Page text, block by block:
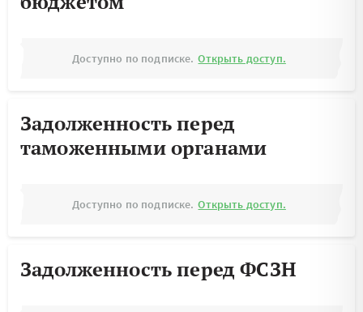
Доступно по подписке. Открыть доступ.
Задолженность перед
таможенными органами
Доступно по подписке. Открыть доступ.
Задолженность перед ФСЗН